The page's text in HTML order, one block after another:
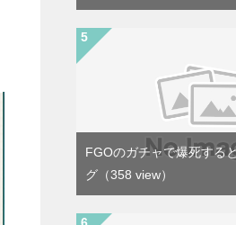
FGOのガチャで爆死する
グ （358 view）